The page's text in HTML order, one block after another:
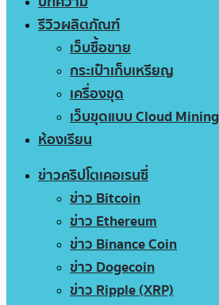
รีวิวผลิตภัณฑ์
เว็บซื้อขาย
กระเป๋าเก็บเหรียญ
เครื่องขุด
เว็บขุดแบบ Cloud Mining
ห้องเรียน
ข่าวคริปโตเคอเรนซี่
ข่าว Bitcoin
ข่าว Ethereum
ข่าว Binance Coin
ข่าว Dogecoin
ข่าว Ripple (XRP)